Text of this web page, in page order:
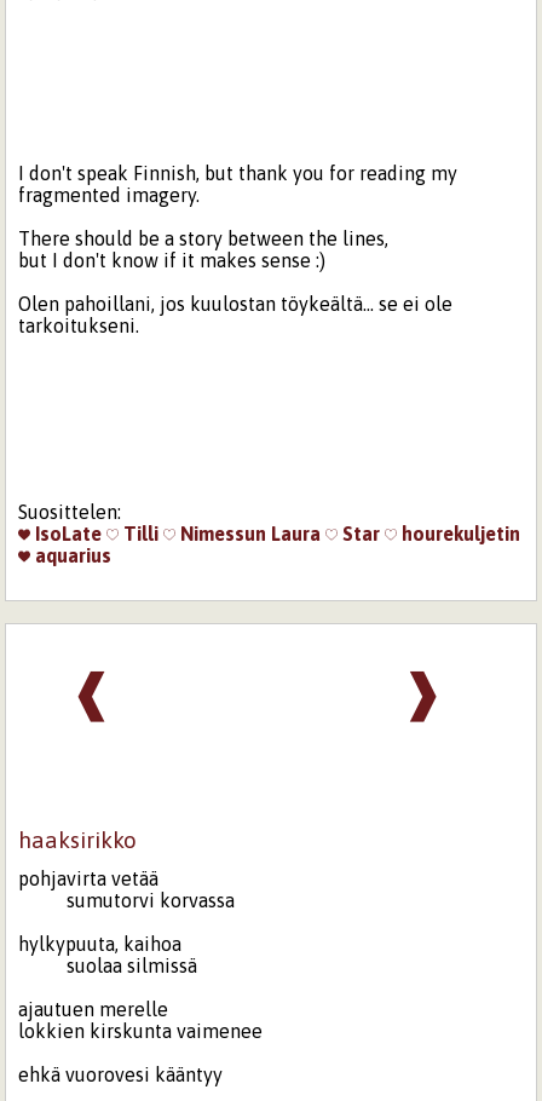
I don't speak Finnish, but thank you for reading my
fragmented imagery.
There should be a story between the lines,
but I don't know if it makes sense :)
Olen pahoillani, jos kuulostan töykeältä... se ei ole
tarkoitukseni.
Suosittelen:
IsoLate
Tilli Nimessun Laura Star
hourekuljetin
aquarius
❱
❰
haaksirikko
pohjavirta vetää
sumutorvi korvassa
hylkypuuta, kaihoa
suolaa silmissä
ajautuen merelle
lokkien kirskunta vaimenee
ehkä vuorovesi kääntyy